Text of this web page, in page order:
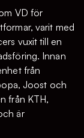
VD för
varit med
vuxit till en
Innan
från
Joost och
från KTH,
är